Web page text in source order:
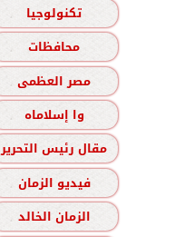
تكنولوجيا
محافظات
مصر العظمى
وا إسلاماه
مقال رئيس التحرير
فيديو الزمان
الزمان الخالد